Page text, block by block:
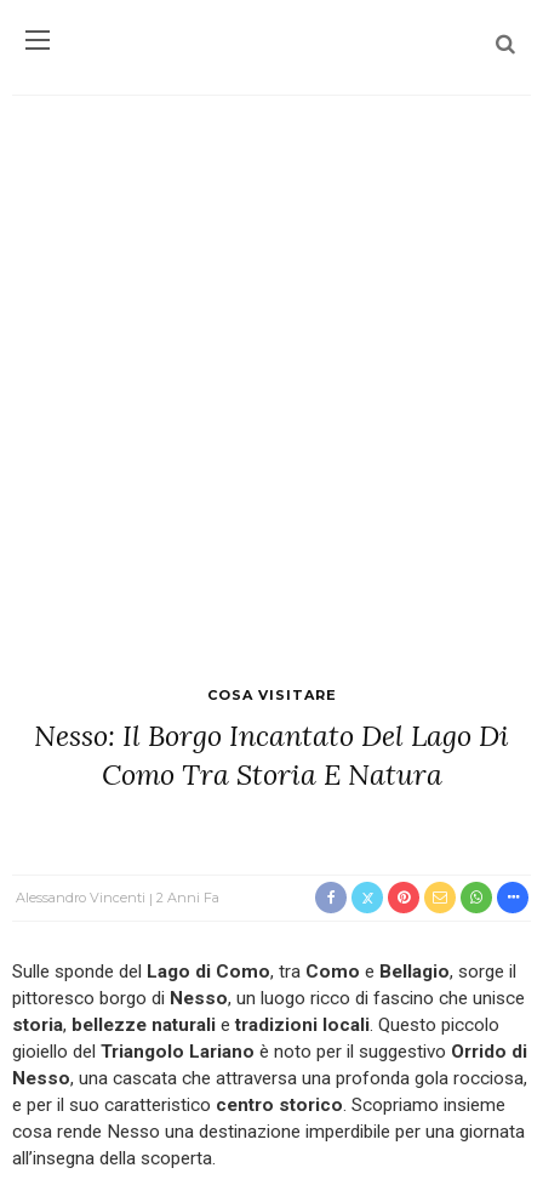
COSA VISITARE
Nesso: Il Borgo Incantato Del Lago Di
Como Tra Storia E Natura
Alessandro Vincenti 2 Anni Fa
Sulle sponde del Lago di Como, tra Como e Bellagio, sorge il
pittoresco borgo di Nesso, un luogo ricco di fascino che unisce
storia, bellezze naturali etradizioni locali. Questo piccolo
gioiello del Triangolo Lariano è noto per il suggestivo Orrido di
Nesso, una cascata che attraversa una profonda gola rocciosa,
e per il suo caratteristico centro storico. Scopriamo insieme
cosa rende Nesso una destinazione imperdibile per una giornata
all’insegna della scoperta.